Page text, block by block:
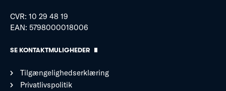
CVR: 10 29 48 19
EAN: 5798000018006
SE KONTAKTMULIGHEDER
Tilgængelighedserklæring
Privatlivspolitik